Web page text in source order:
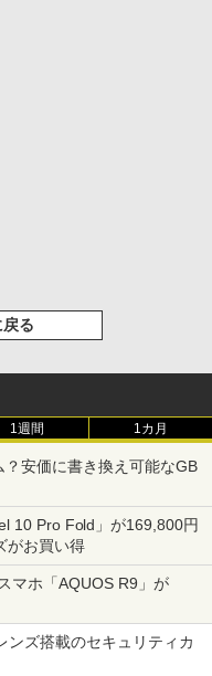
戻る
1週間 1カ月
安価に書き換え可能なGB
10 Pro Fold」が169,800円
がお買い得
マホ「AQUOS R9」が
ンズ搭載のセキュリティカ